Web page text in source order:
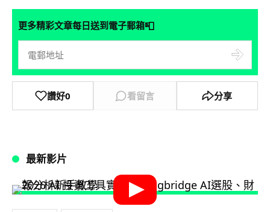
更多精彩文章每日送到電子郵箱📮
讚好0 看留言 分享
最新影片